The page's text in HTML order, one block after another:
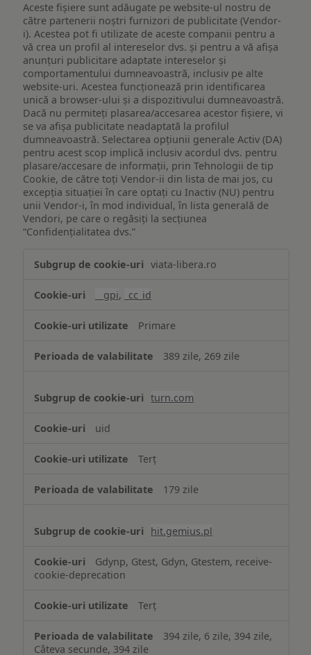
Aceste fișiere sunt adăugate pe website-ul nostru de
către partenerii noștri furnizori de publicitate (Vendor-
i). Acestea pot fi utilizate de aceste companii pentru a
vă crea un profil al intereselor dvs. și pentru a vă afișa
anunțuri publicitare adaptate intereselor și
comportamentului dumneavoastră, inclusiv pe alte
website-uri. Acestea funcționează prin identificarea
unică a browser-ului și a dispozitivului dumneavoastră.
Dacă nu permiteți plasarea/accesarea acestor fișiere, vi
se va afișa publicitate neadaptată la profilul
dumneavoastră. Selectarea opțiunii generale Activ (DA)
pentru acest scop implică inclusiv acordul dvs. pentru
plasare/accesare de informații, prin Tehnologii de tip
Cookie, de către toți Vendor-ii din lista de mai jos, cu
excepția situației în care optați cu Inactiv (NU) pentru
unii Vendor-i, în mod individual, în lista generală de
Vendori, pe care o regăsiți la secțiunea
“Confidențialitatea dvs.”
țintită
viata-libera.ro
__gpi, _cc_id
Primare
389 zile, 269 zile
turn.com
uid
Terț
179 zile
hit.gemius.pl
Gdynp, Gtest, Gdyn, Gtestem, receive-
cookie-deprecation
Terț
394 zile, 6 zile, 394 zile,
Câteva secunde, 394 zile